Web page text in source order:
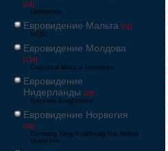
[24]
Евровизија
Евровидение Мальта [51]
MESC
Евровидение Молдова
[134]
Concursul Muzical Eurovision
Евровидение
Нидерланды [26]
Eurovisie Songfestival
Евровидение Норвегия
[39]
Eurosong Sang Ryddesalg Nrk Melodi
Grand Prix